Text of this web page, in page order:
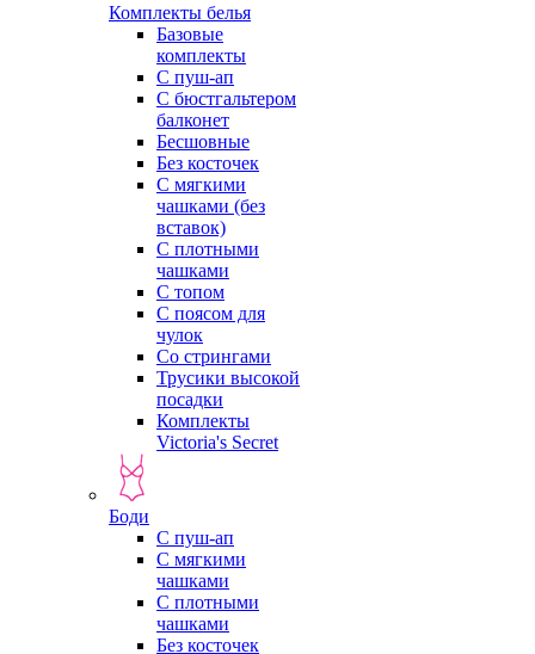
Комплекты белья
Базовые
комплекты
С пуш-ап
С бюстгальтером
балконет
Бесшовные
Без косточек
С мягкими
чашками (без
вставок)
С плотными
чашками
С топом
С поясом для
чулок
Со стрингами
Трусики высокой
посадки
Комплекты
Victoria's Secret
Боди
С пуш-ап
С мягкими
чашками
С плотными
чашками
Без косточек